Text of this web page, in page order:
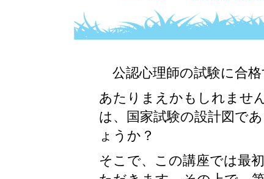
公認心理師の試験に合
あたりまえかもしれませ
は、国家試験の設計図で
ょうか？
そこで、この講座では最